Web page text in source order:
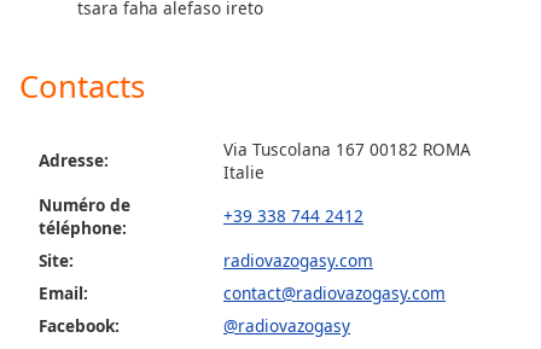
Caption
Background
Opacity
Font
tsara faha alefaso ireto
Contacts
Adresse:
Via Tuscolana 167 00182 ROMA
Italie
Numéro de
téléphone:
+39 338 744 2412
Site:
radiovazogasy.com
Email:
contact@radiovazogasy.com
Facebook:
@radiovazogasy